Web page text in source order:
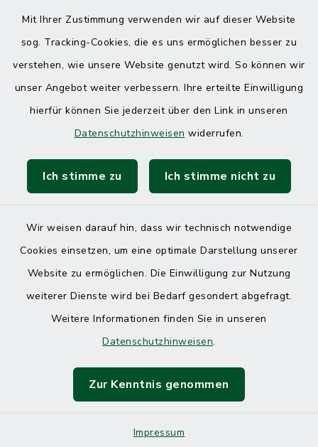
Mit Ihrer Zustimmung verwenden wir auf dieser Website
sog. Tracking-Cookies, die es uns ermöglichen besser zu
verstehen, wie unsere Website genutzt wird. So können wir
unser Angebot weiter verbessern. Ihre erteilte Einwilligung
hierfür können Sie jederzeit über den Link in unseren
Datenschutzhinweisen widerrufen.
Ich stimme zu Ich stimme nicht zu
Wir weisen darauf hin, dass wir technisch notwendige
Cookies einsetzen, um eine optimale Darstellung unserer
Website zu ermöglichen. Die Einwilligung zur Nutzung
weiterer Dienste wird bei Bedarf gesondert abgefragt.
Weitere Informationen finden Sie in unseren
Datenschutzhinweisen.
Zur Kenntnis genommen
Impressum
Kontakt
Datenschutz
Impressum
Cookie-Einstellungen